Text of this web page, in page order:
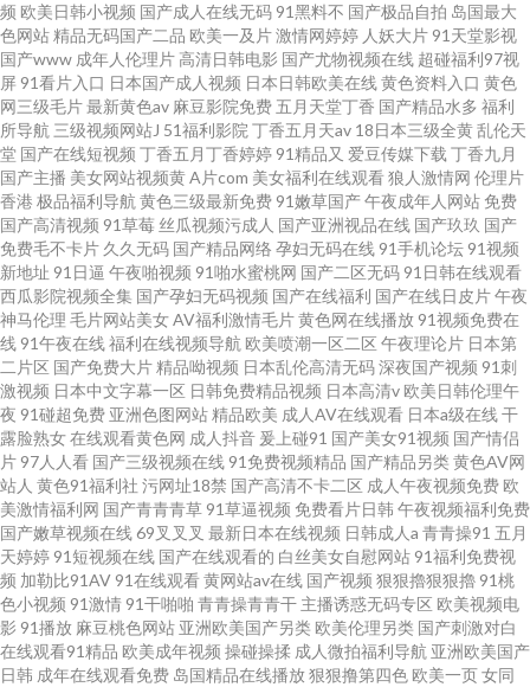
频 欧美日韩小视频 国产成人在线无码 91黑料不 国产极品自拍 岛国最大
色网站 精品无码国产二品 欧美一及片激情网婷婷 人妖大片 91天堂影视
国产www 成年人伦理片 高清日韩电影 国产尤物视频在线 超碰福利97视
屏 91看片入口 日本国产成人视频 日本日韩欧美在线黄色资料入口 黄色
网三级毛片最新黄色av 麻豆影院免费 五月天堂丁香 国产精品水多 福利
所导航 三级视频网站J 51福利影院 丁香五月天av 18日本三级全黄乱伦天
堂 国产在线短视频 丁香五月丁香婷婷 91精品又 爱豆传媒下载 丁香九月
国产主播 美女网站视频黄A片com 美女福利在线观看狼人激情网 伦理片
香港 极品福利导航 黄色三级最新免费 91嫩草国产午夜成年人网站 免费
国产高清视频 91草莓 丝瓜视频污成人 国产亚洲视品在线 国产玖玖 国产
免费毛不卡片 久久无码 国产精品网络 孕妇无码在线 91手机论坛 91视频
新地址 91日逼 午夜啪视频 91啪水蜜桃网 国产二区无码 91日韩在线观看
西瓜影院视频全集 国产孕妇无码视频 国产在线福利 国产在线日皮片午夜
神马伦理 毛片网站美女AV福利激情毛片黄色网在线播放 91视频免费在
线 91午夜在线福利在线视频导航 欧美喷潮一区二区 午夜理论片 日本第
二片区 国产免费大片 精品呦视频 日本乱伦高清无码深夜国产视频 91刺
激视频 日本中文字幕一区 日韩免费精品视频 日本高清v 欧美日韩伦理午
夜 91碰超免费 亚洲色图网站 精品欧美 成人AV在线观看 日本a级在线干
露脸熟女在线观看黄色网 成人抖音 爰上碰91 国产美女91视频 国产情侣
片 97人人看 国产三级视频在线 91免费视频精品 国产精品另类黄色AV网
站人 黄色91福利社 污网址18禁 国产高清不卡二区 成人午夜视频免费 欧
美激情福利网 国产青青青草 91草逼视频 免费看片日韩 午夜视频福利免费
国产嫩草视频在线69叉叉叉 最新日本在线视频 日韩成人a 青青操91 五月
天婷婷 91短视频在线 国产在线观看的 白丝美女自慰网站 91福利免费视
频 加勒比91AV 91在线观看黄网站av在线 国产视频 狠狠擼狠狠擼 91桃
色小视频 91激情 91干啪啪 青青操青青干 主播诱惑无码专区 欧美视频电
影 91播放 麻豆桃色网站 亚洲欧美国产另类 欧美伦理另类 国产刺激对白
在线观看91精品 欧美成年视频 操碰操揉 成人微拍福利导航 亚洲欧美国产
日韩 成年在线观看免费 岛国精品在线播放狠狠撸第四色 欧美一页女同